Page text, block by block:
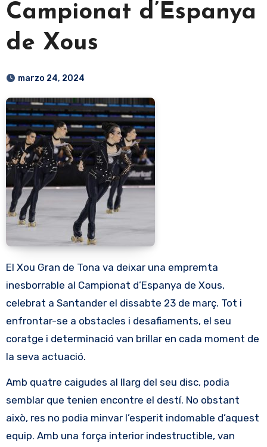
Campionat d’Espanya
de Xous
marzo 24, 2024
El Xou Gran de Tona va deixar una empremta
inesborrable al Campionat d’Espanya de Xous,
celebrat a Santander el dissabte 23 de març. Tot i
enfrontar-se a obstacles i desafiaments, el seu
coratge i determinació van brillar en cada moment de
la seva actuació.
Amb quatre caigudes al llarg del seu disc, podia
semblar que tenien encontre el destí. No obstant
això, res no podia minvar l’esperit indomable d’aquest
equip. Amb una força interior indestructible, van